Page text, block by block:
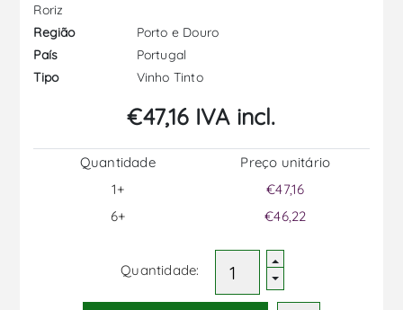
Roriz
Região
Porto e Douro
País
Portugal
Tipo
Vinho Tinto
€47,16 IVA incl.
Quantidade
1+
6+
Preço unitário
€47,16
€46,22
Quantidade: